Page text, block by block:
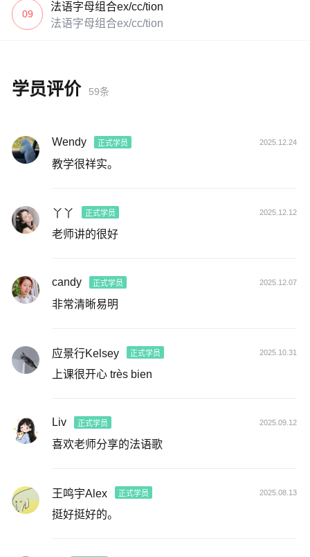
09
法语字母组合ex/cc/tion
法语字母组合ex/cc/tion
学员评价 59条
Wendy 正式学员 2025.12.24
教学很祥实。
丫丫 正式学员 2025.12.12
老师讲的很好
candy 正式学员 2025.12.07
非常清晰易明
应景行Kelsey 正式学员 2025.10.31
上课很开心 très bien
Liv 正式学员 2025.09.12
喜欢老师分享的法语歌
王鸣宇Alex 正式学员 2025.08.13
挺好挺好的。